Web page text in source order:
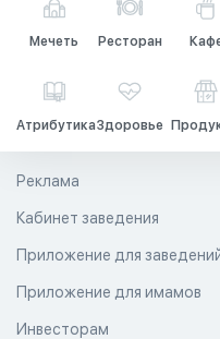
Мечеть Ресторан
АтрибутикаЗдоровье
Реклама
Кабинет заведения
Приложение для
Приложение для имамов
Инвесторам